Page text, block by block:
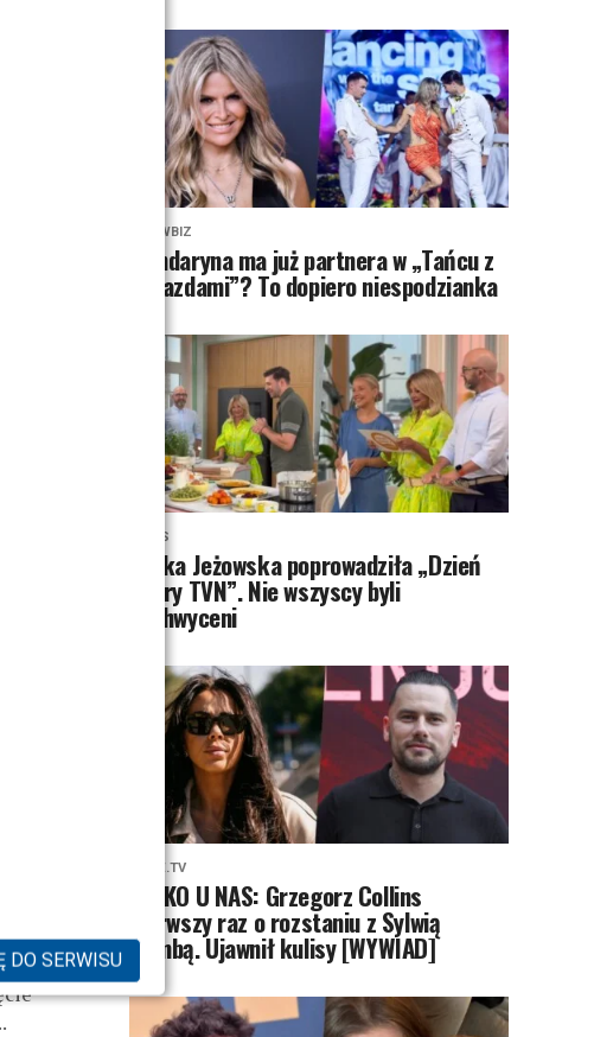
DO SERWISU
SHOWBIZ
Mandaryna ma już partnera w „Tańcu z
Gwiazdami”? To dopiero niespodzianka
NEWS
Majka Jeżowska poprowadziła „Dzień
dobry TVN”. Nie wszyscy byli
zachwyceni
PRZE.TV
TYLKO U NAS: Grzegorz Collins
pierwszy raz o rozstaniu z Sylwią
Bombą. Ujawnił kulisy [WYWIAD]